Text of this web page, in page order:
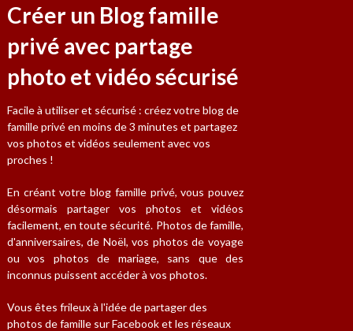
Créer un Blog famille
privé avec partage
photo et vidéo sécurisé
Facile à utiliser et sécurisé : créez votre blog de
famille privé en moins de 3 minutes et partagez
vos photos et vidéos seulement avec vos
proches !
En créant votre blog famille privé, vous pouvez
désormais partager vos photos et vidéos
facilement, en toute sécurité. Photos de famille,
d'anniversaires, de Noël, vos photos de voyage
ou vos photos de mariage, sans que des
inconnus puissent accéder à vos photos.
Vous êtes frileux à l'idée de partager des
photos de famille sur Facebook et les réseaux